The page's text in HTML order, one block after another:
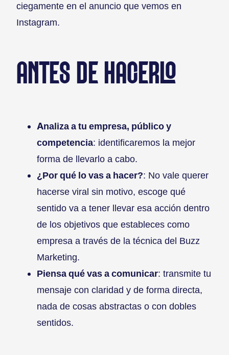
ciegamente en el anuncio que vemos en
Instagram.
ANTES DE HACERLO
Analiza a tu empresa, público y
competencia: identificaremos la mejor
forma de llevarlo a cabo.
¿Por qué lo vas a hacer?: No vale querer
hacerse viral sin motivo, escoge qué
sentido va a tener llevar esa acción dentro
de los objetivos que estableces como
empresa a través de la técnica del Buzz
Marketing.
Piensa qué vas a comunicar: transmite tu
mensaje con claridad y de forma directa,
nada de cosas abstractas o con dobles
sentidos.